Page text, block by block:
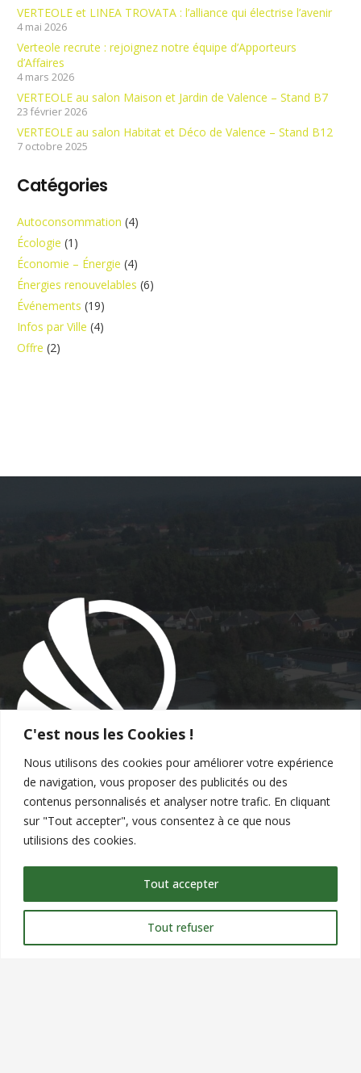
C'est nous les Cookies !
Nous utilisons des cookies pour améliorer votre expérience
de navigation, vous proposer des publicités ou des
contenus personnalisés et analyser notre trafic. En cliquant
sur "Tout accepter", vous consentez à ce que nous
utilisions des cookies.
Tout refuser
Tout accepter
VERTEOLE et LINEA TROVATA : l’alliance qui électrise l’avenir
4 mai 2026
Verteole recrute : rejoignez notre équipe d’Apporteurs
d’Affaires
4 mars 2026
VERTEOLE au salon Maison et Jardin de Valence – Stand B7
23 février 2026
VERTEOLE au salon Habitat et Déco de Valence – Stand B12
7 octobre 2025
Catégories
Autoconsommation (4)
Écologie (1)
Économie – Énergie (4)
Énergies renouvelables (6)
Événements (19)
Infos par Ville (4)
Offre (2)
Contact